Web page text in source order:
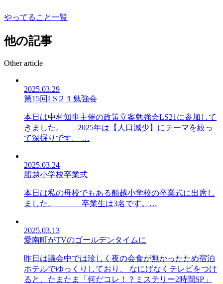
やってること一覧
他の記事
Other article
2025.03.29
第15回LS２１勉強会
本日は中村知事主催の政策立案勉強会LS21に参加して
きました。 2025年は【人口減少】にテーマを絞っ
て深掘りです。 …
2025.03.24
船越小学校卒業式
本日は私の母校でもある船越小学校の卒業式に出席し
ました。 卒業生は3名です。…
2025.03.13
愛南町がTVのゴールデンタイムに
昨日は議会中では珍しく夜の会食が無かったため宿泊
ホテルでゆっくりしており、 なにげなくテレビをつけ
ると、たまたま「何だコレ！？ミステリー2時間SP」